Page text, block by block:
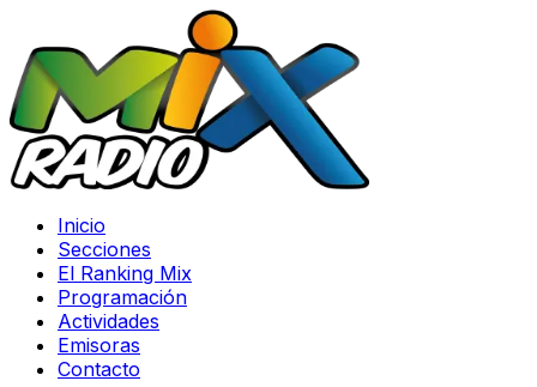
Inicio
Secciones
El Ranking Mix
Programación
Actividades
Emisoras
Contacto